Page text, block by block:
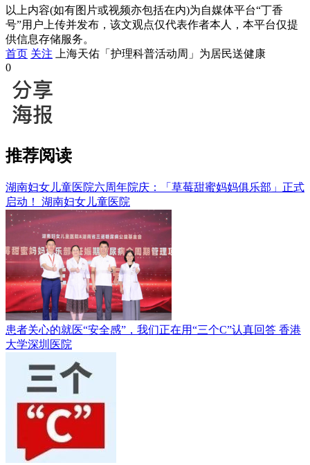
以上内容(如有图片或视频亦包括在内)为自媒体平台“丁香
号”用户上传并发布，该文观点仅代表作者本人，本平台仅提
供信息存储服务。
首页 关注
上海天佑「护理科普活动周」为居民送健康
0
推荐阅读
湖南妇女儿童医院六周年院庆：「草莓甜蜜妈妈俱乐部」正式
启动！ 湖南妇女儿童医院
患者关心的就医“安全感”，我们正在用“三个C”认真回答 香港
大学深圳医院